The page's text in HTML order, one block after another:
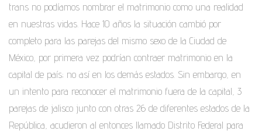
trans no podíamos nombrar el matrimonio como una realidad
en nuestras vidas. Hace 10 años la situación cambió por
completo para las parejas del mismo sexo de la Ciudad de
México, por primera vez podrían contraer matrimonio en la
capital de país; no así en los demás estados. Sin embargo, en
un intento para reconocer el matrimonio fuera de la capital, 3
parejas de jalisco junto con otras 26 de diferentes estados de la
República, acudieron al entonces llamado Distrito Federal para